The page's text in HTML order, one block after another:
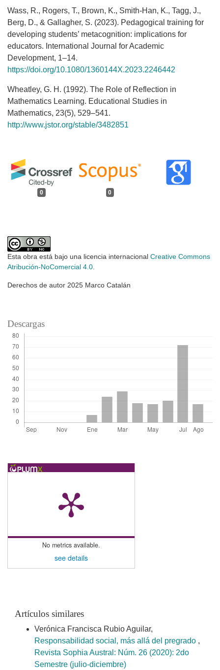
0 0
Wass, R., Rogers, T., Brown, K., Smith-Han, K., Tagg, J.,
Berg, D., & Gallagher, S. (2023). Pedagogical training for
developing students’ metacognition: implications for
educators. International Journal for Academic
Development, 1–14.
https://doi.org/10.1080/1360144X.2023.2246442
Wheatley, G. H. (1992). The Role of Reflection in
Mathematics Learning. Educational Studies in
Mathematics, 23(5), 529–541.
http://www.jstor.org/stable/3482851
Esta obra está bajo una licencia internacional Creative Commons
Atribución-NoComercial 4.0
Derechos de autor 2025 Marco Catalán
Descargas
No metrics available.
see details
Artículos similares
Verónica Francisca Rubio Aguilar,
Responsabilidad social, más allá del pregrado ,
Revista Sophia Austral: Núm. 26 (2020): 2do
Semestre (julio-diciembre)